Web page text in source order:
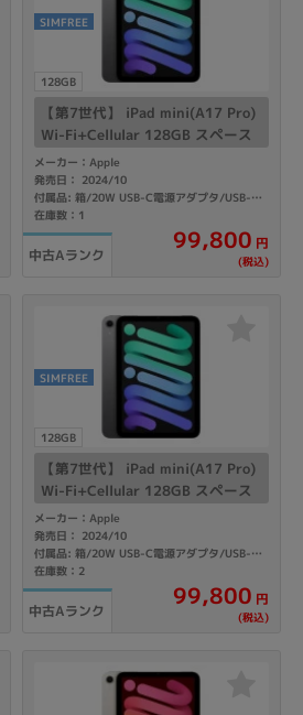
128GB
SIMFREE
【第7世代】 iPad mini(A17 Pro)
Wi-Fi+Cellular 128GB スペース
グレイ MXPN3J/A A2995 【Sof
tBank版SIMフリー】
メーカー：Apple
発売日： 2024/10
付属品: 箱/20W USB-C電源アダプタ/USB-C充電ケーブル(1m)/マニュアル
在庫数：1
中古Aランク
99,800 円
(税込)
128GB
SIMFREE
【第7世代】 iPad mini(A17 Pro)
Wi-Fi+Cellular 128GB スペース
グレイ MXPN3J/A A2995 【国内
版SIMフリー】
メーカー：Apple
発売日： 2024/10
付属品: 箱/20W USB-C電源アダプタ/USB-C充電ケーブル(1m)/マニュアル
在庫数：2
中古Aランク
99,800 円
(税込)